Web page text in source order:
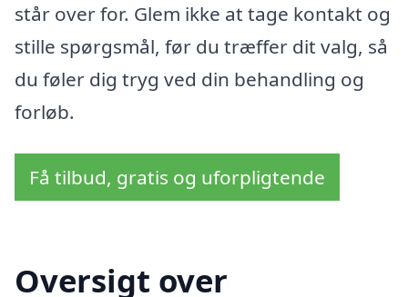
står over for. Glem ikke at tage kontakt og
stille spørgsmål, før du træffer dit valg, så
du føler dig tryg ved din behandling og
forløb.
Få tilbud, gratis og uforpligtende
Oversigt over